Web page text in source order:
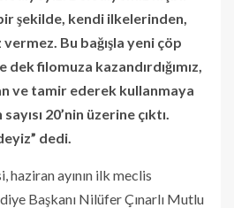
şekilde, kendi ilkelerinden,
Bu bağışla yeni çöp
dek filomuza kazandırdığımız,
ve tamir ederek kullanmaya
20’nin üzerine çıktı.
dedi.
ayının ilk meclis
Başkanı Nilüfer Çınarlı Mutlu